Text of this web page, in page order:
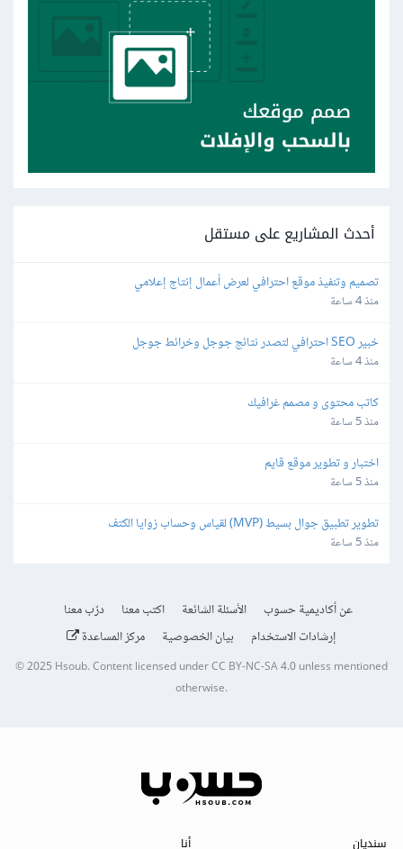
أحدث المشاريع على مستقل
تصميم وتنفيذ موقع احترافي لعرض أعمال إنتاج إعلامي
منذ 4 ساعة
خبير SEO احترافي لتصدر نتائج جوجل وخرائط جوجل
منذ 4 ساعة
كاتب محتوى و مصمم غرافيك
منذ 5 ساعة
اختبار و تطوير موقع قايم
منذ 5 ساعة
تطوير تطبيق جوال بسيط (MVP) لقياس وحساب زوايا الكتف
منذ 5 ساعة
عن أكاديمية حسوب الأسئلة الشائعة اكتب معنا
درّب معنا
إرشادات الاستخدام
بيان الخصوصية مركز المساعدة
© 2025 Hsoub.Content licensed underCC BY-NC-SA 4.0unless mentioned
otherwise.